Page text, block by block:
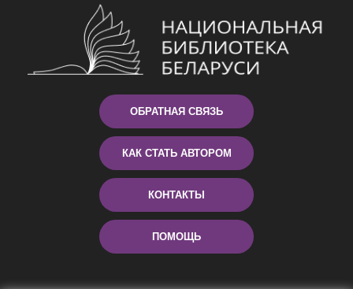
ОБРАТНАЯ СВЯЗЬ
КАК СТАТЬ АВТОРОМ
КОНТАКТЫ
ПОМОЩЬ